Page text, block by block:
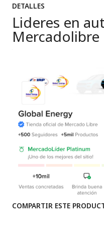
DETALLES
Lideres en
Mercadolibre
COMPARTIR ESTE